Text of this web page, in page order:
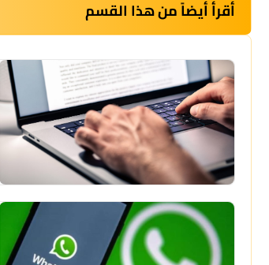
أقرأ أيضاً من هذا القسم